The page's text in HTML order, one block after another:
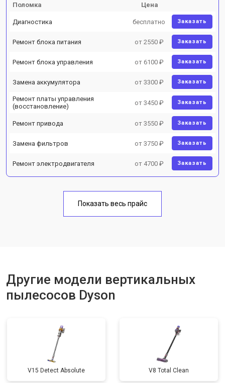
Поломка Цена
Диагностика бесплатно Заказать
Ремонт блока питания от 2550 ₽ Заказать
Ремонт блока управления от 6100 ₽ Заказать
Замена аккумулятора от 3300 ₽ Заказать
Ремонт платы управления
(восстановление)
от 3450 ₽ Заказать
Ремонт привода от 3550 ₽ Заказать
Замена фильтров от 3750 ₽ Заказать
Ремонт электродвигателя от 4700 ₽ Заказать
Показать весь прайс
Другие модели вертикальных
пылесосов Dyson
V15 Detect Absolute V8 Total Clean